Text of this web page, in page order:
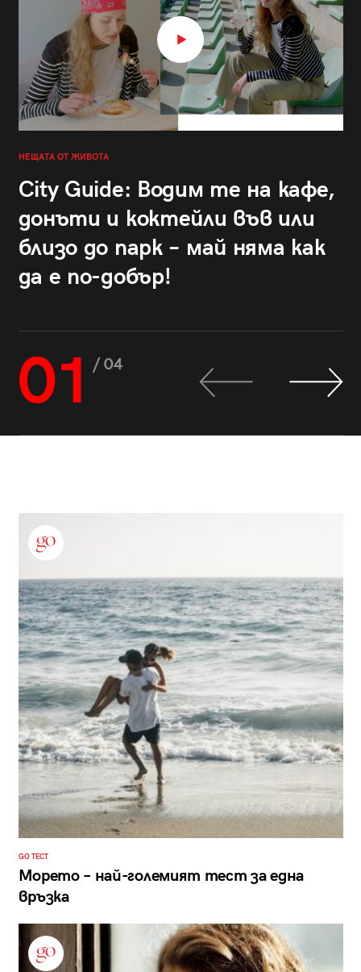
НЕЩАТА ОТ ЖИВОТА
City Guide: Водим те на кафе,
донъти и коктейли във или
близо до парк – май няма как
да е по-добър!
01 / 04
GO ТЕСТ
Морето – най-големият тест за една
връзка